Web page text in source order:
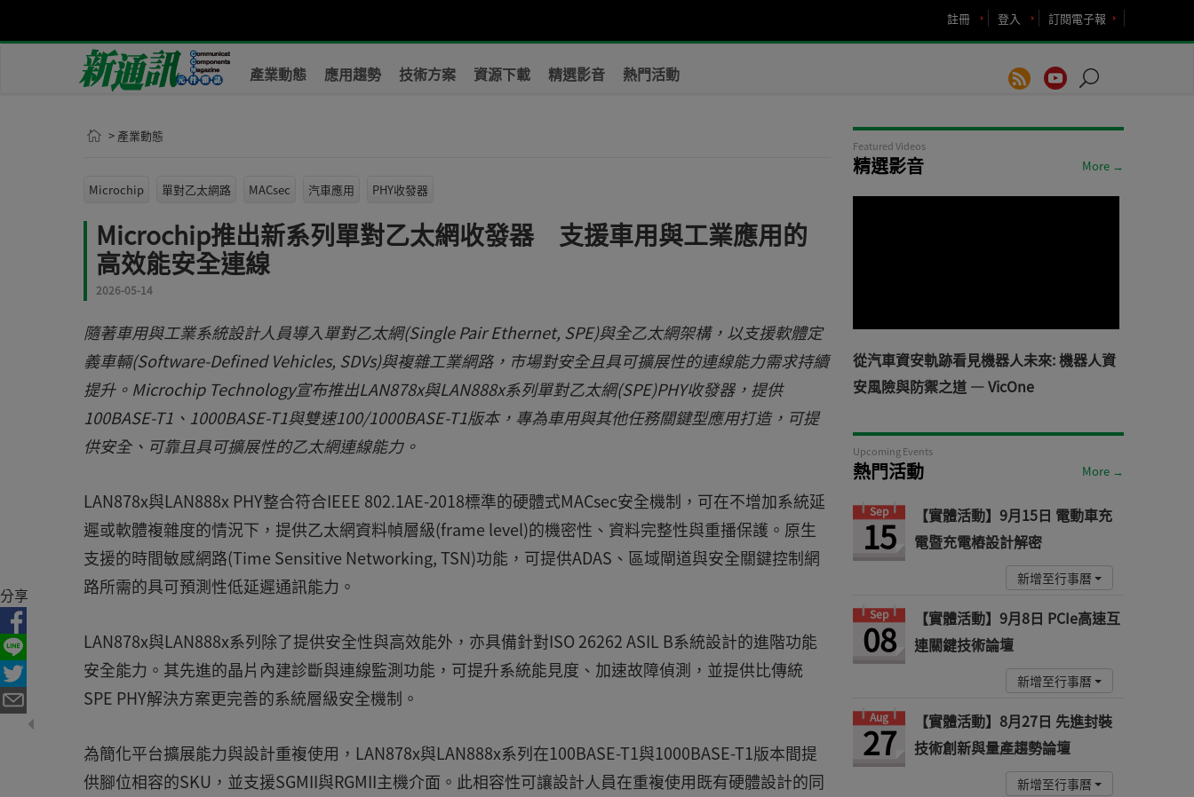
訂閱電子報
登入
註冊
產業動態 應用趨勢 技術方案 資源下載 精選影音 熱門活動
> 產業動態
Microchip 單對乙太網路 MACsec 汽車應用 PHY收發器
Microchip推出新系列單對乙太網收發器 支援車用與工業應用的
高效能安全連線
2026-05-14
隨著車用與工業系統設計人員導入單對乙太網(Single Pair Ethernet, SPE)與全乙太網架構，以支援軟體定
義車輛(Software-Defined Vehicles, SDVs)與複雜工業網路，市場對安全且具可擴展性的連線能力需求持續
提升。Microchip Technology宣布推出LAN878x與LAN888x系列單對乙太網(SPE)PHY收發器，提供
100BASE-T1、1000BASE-T1與雙速100/1000BASE-T1版本，專為車用與其他任務關鍵型應用打造，可提
供安全、可靠且具可擴展性的乙太網連線能力。
LAN878x與LAN888x PHY整合符合IEEE 802.1AE-2018標準的硬體式MACsec安全機制，可在不增加系統延
遲或軟體複雜度的情況下，提供乙太網資料幀層級(frame level)的機密性、資料完整性與重播保護。原生
支援的時間敏感網路(Time Sensitive Networking, TSN)功能，可提供ADAS、區域閘道與安全關鍵控制網
路所需的具可預測性低延遲通訊能力。
LAN878x與LAN888x系列除了提供安全性與高效能外，亦具備針對ISO 26262 ASIL B系統設計的進階功能
安全能力。其先進的晶片內建診斷與連線監測功能，可提升系統能見度、加速故障偵測，並提供比傳統
SPE PHY解決方案更完善的系統層級安全機制。
為簡化平台擴展能力與設計重複使用，LAN878x與LAN888x系列在100BASE-T1與1000BASE-T1版本間提
供腳位相容的SKU，並支援SGMII與RGMII主機介面。此相容性可讓設計人員在重複使用既有硬體設計的同
Featured Videos
精選影音 More →
從汽車資安軌跡看見機器人未來: 機器人資
安風險與防禦之道 — VicOne
Upcoming Events
熱門活動 More →
Sep
15
【實體活動】9月15日 電動車充
電暨充電樁設計解密
新增至行事曆
Sep
08
【實體活動】9月8日 PCIe高速互
連關鍵技術論壇
新增至行事曆
Aug
27
【實體活動】8月27日 先進封裝
技術創新與量產趨勢論壇
新增至行事曆
分享